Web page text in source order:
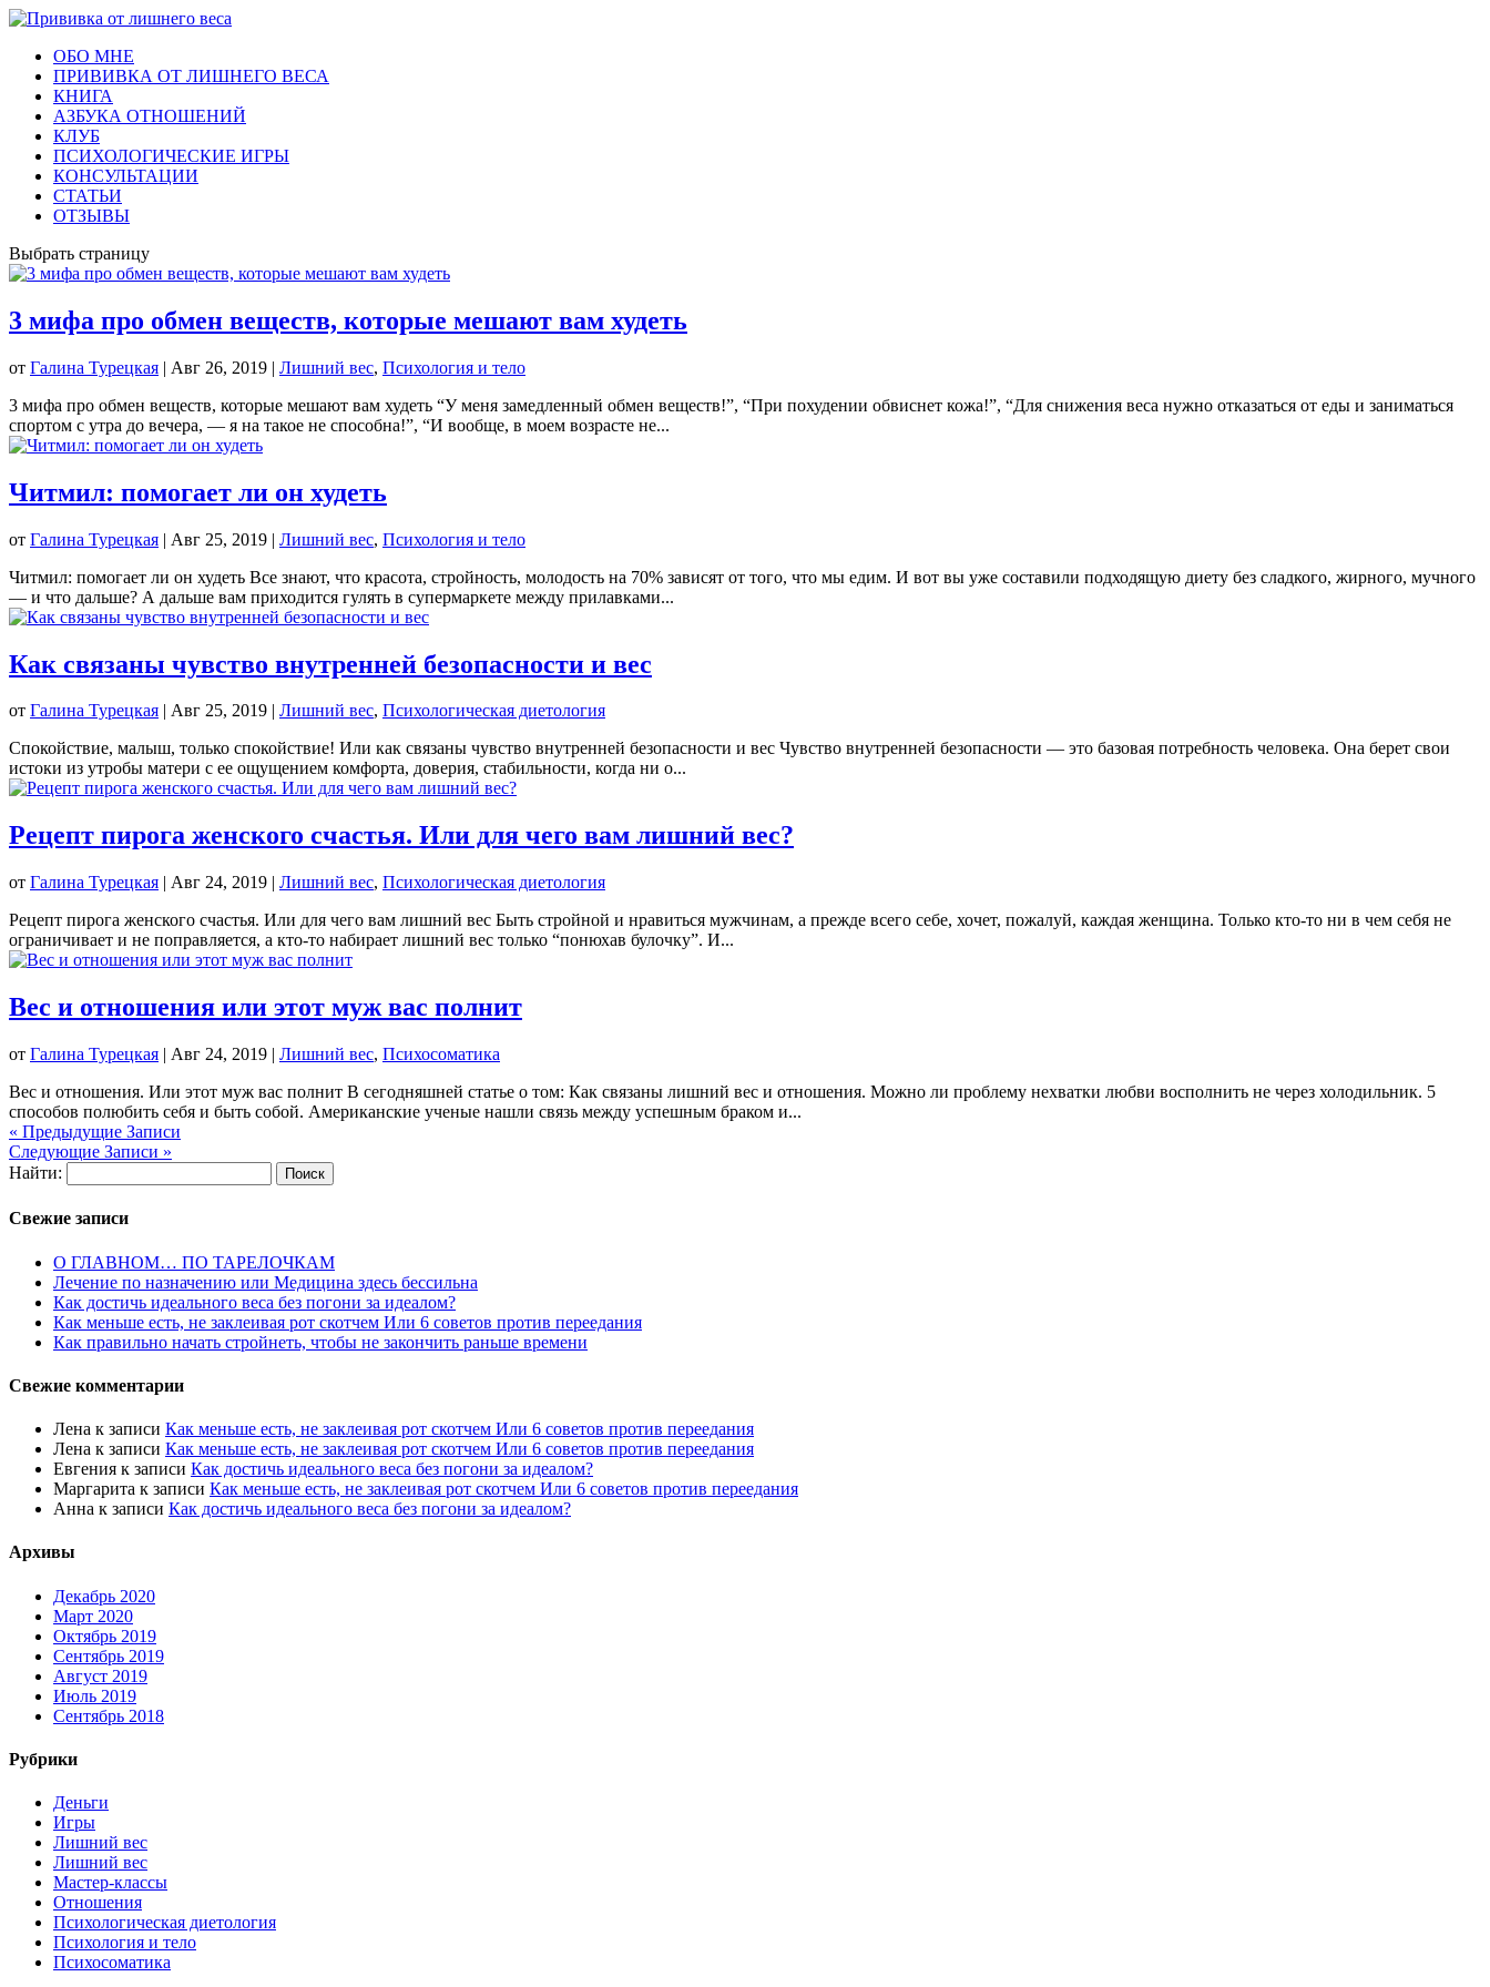
ОБО МНЕ
ПРИВИВКА ОТ ЛИШНЕГО ВЕСА
КНИГА
АЗБУКА ОТНОШЕНИЙ
КЛУБ
ПСИХОЛОГИЧЕСКИЕ ИГРЫ
КОНСУЛЬТАЦИИ
СТАТЬИ
ОТЗЫВЫ
Выбрать страницу
3 мифа про обмен веществ, которые мешают вам худеть
от Галина Турецкая | Авг 26, 2019 | Лишний вес, Психология и тело
3 мифа про обмен веществ, которые мешают вам худеть “У меня замедленный обмен веществ!”, “При похудении обвиснет кожа!”, “Для снижения веса нужно отказаться от еды и заниматься
спортом с утра до вечера, — я на такое не способна!”, “И вообще, в моем возрасте не...
Читмил: помогает ли он худеть
от Галина Турецкая | Авг 25, 2019 | Лишний вес, Психология и тело
Читмил: помогает ли он худеть Все знают, что красота, стройность, молодость на 70% зависят от того, что мы едим. И вот вы уже составили подходящую диету без сладкого, жирного, мучного
— и что дальше? А дальше вам приходится гулять в супермаркете между прилавками...
Как связаны чувство внутренней безопасности и вес
от Галина Турецкая | Авг 25, 2019 | Лишний вес, Психологическая диетология
Спокойствие, малыш, только спокойствие! Или как связаны чувство внутренней безопасности и вес Чувство внутренней безопасности — это базовая потребность человека. Она берет свои
истоки из утробы матери с ее ощущением комфорта, доверия, стабильности, когда ни о...
Рецепт пирога женского счастья. Или для чего вам лишний вес?
от Галина Турецкая | Авг 24, 2019 | Лишний вес, Психологическая диетология
Рецепт пирога женского счастья. Или для чего вам лишний вес Быть стройной и нравиться мужчинам, а прежде всего себе, хочет, пожалуй, каждая женщина. Только кто-то ни в чем себя не
ограничивает и не поправляется, а кто-то набирает лишний вес только “понюхав булочку”. И...
Вес и отношения или этот муж вас полнит
от Галина Турецкая | Авг 24, 2019 | Лишний вес, Психосоматика
Вес и отношения. Или этот муж вас полнит В сегодняшней статье о том: Как связаны лишний вес и отношения. Можно ли проблему нехватки любви восполнить не через холодильник. 5
способов полюбить себя и быть собой. Американские ученые нашли связь между успешным браком и...
« Предыдущие Записи
Следующие Записи »
Найти:
Свежие записи
О ГЛАВНОМ… ПО ТАРЕЛОЧКАМ
Лечение по назначению или Медицина здесь бессильна
Как достичь идеального веса без погони за идеалом?
Как меньше есть, не заклеивая рот скотчем Или 6 советов против переедания
Как правильно начать стройнеть, чтобы не закончить раньше времени
Свежие комментарии
Лена к записи Как меньше есть, не заклеивая рот скотчем Или 6 советов против переедания
Лена к записи Как меньше есть, не заклеивая рот скотчем Или 6 советов против переедания
Евгения к записи Как достичь идеального веса без погони за идеалом?
Маргарита к записи Как меньше есть, не заклеивая рот скотчем Или 6 советов против переедания
Анна к записи Как достичь идеального веса без погони за идеалом?
Архивы
Декабрь 2020
Март 2020
Октябрь 2019
Сентябрь 2019
Август 2019
Июль 2019
Сентябрь 2018
Рубрики
Деньги
Игры
Лишний вес
Лишний вес
Мастер-классы
Отношения
Психологическая диетология
Психология и тело
Психосоматика